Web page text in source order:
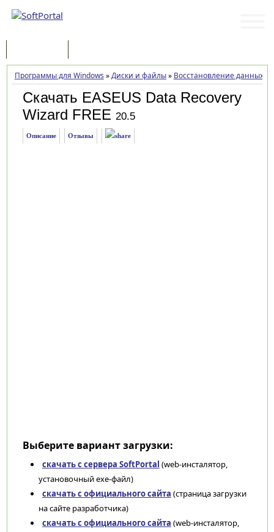
Программы для Windows »Диски и файлы» Восстановление данных
Скачать EASEUS Data Recovery
Wizard FREE 20.5
Описание Отзывы
Выберите вариант загрузки:
скачать с сервера SoftPortal (web-инсталятор,
установочный exe-файл)
скачать с официального сайта (страница загрузки
на сайте разработчика)
скачать с официального сайта (web-инсталятор,